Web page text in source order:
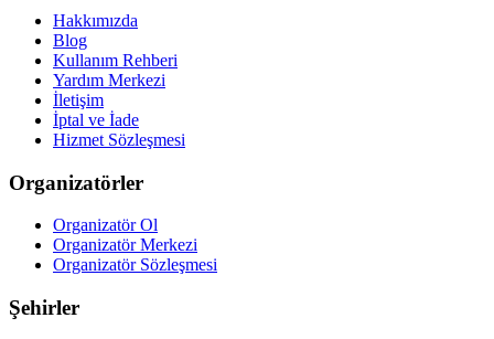
Hakkımızda
Blog
Kullanım Rehberi
Yardım Merkezi
İletişim
İptal ve İade
Hizmet Sözleşmesi
Organizatörler
Organizatör Ol
Organizatör Merkezi
Organizatör Sözleşmesi
Şehirler